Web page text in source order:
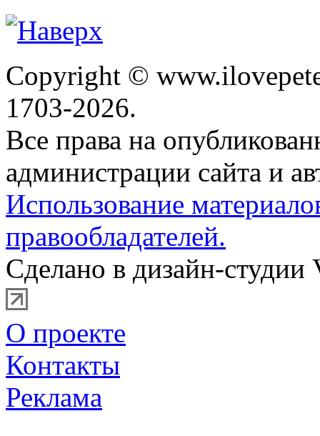
Copyright ©
1703-2026.
Все права на
администрации сайта и
Использование
правообладателей.
Сделано в дизайн-студии
О проекте
Контакты
Реклама